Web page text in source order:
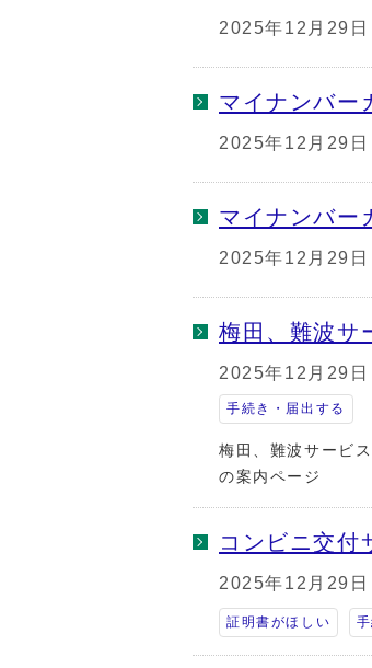
2025年12月29日
マイナンバー
2025年12月29日
マイナンバー
2025年12月29日
梅田、難波サ
2025年12月29日
手続き・届出する
梅田、難波サービ
の案内ページ
コンビニ交付
2025年12月29日
証明書がほしい